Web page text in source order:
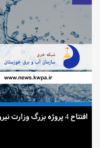
افتتاح 4 پروژه بزرگ وزارت نیرو با دستور رئیس جمهور